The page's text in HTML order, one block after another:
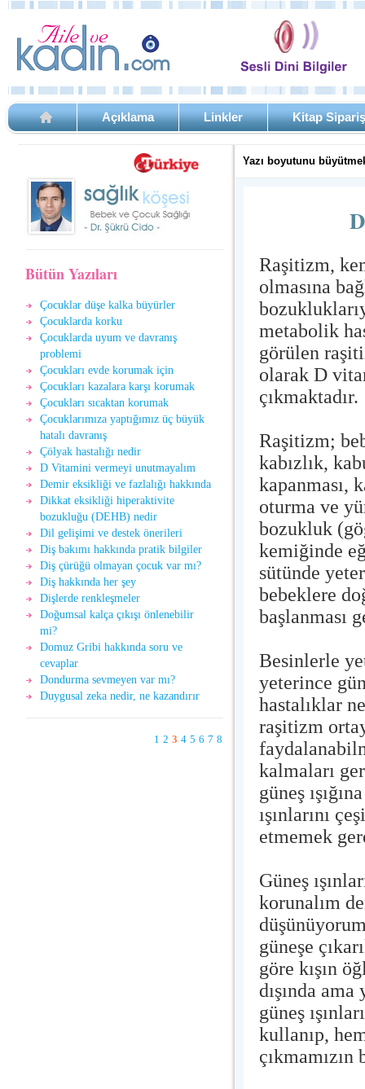
Açıklama Linkler Kitap
Bütün Yazıları
Çocuklar düşe kalka büyürler
Çocuklarda korku
Çocuklarda uyum ve davranış
problemi
Çocukları evde korumak için
Çocukları kazalara karşı korumak
Çocukları sıcaktan korumak
Çocuklarımıza yaptığımız üç büyük
hatalı davranış
Çölyak hastalığı nedir
D Vitamini vermeyi unutmayalım
Demir eksikliği ve fazlalığı hakkında
Dikkat eksikliği hiperaktivite
bozukluğu (DEHB) nedir
Dil gelişimi ve destek önerileri
Diş bakımı hakkında pratik bilgiler
Diş çürüğü olmayan çocuk var mı?
Diş hakkında her şey
Dişlerde renkleşmeler
Doğumsal kalça çıkışı önlenebilir
mi?
Domuz Gribi hakkında soru ve
cevaplar
Dondurma sevmeyen var mı?
Duygusal zeka nedir, ne kazandırır
1 2 3 4 5 6 7 8
Yazı boyutunu
Raşitizm,
olmasına
metabolik
görülen
olarak D
çıkmaktadır.
Raşitizm;
kabızlık,
kapanması,
oturma ve
bozukluk
kemiğinde
sütünde
bebeklere
başlanması
Besinlerle
yeterince
hastalıklar
raşitizm
kalmaları
güneş
ışınlarını
etmemek
Güneş
korunalım
güneşe
göre kışın
dışında
güneş
kullanıp,